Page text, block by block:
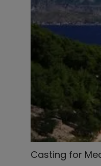
Casting for